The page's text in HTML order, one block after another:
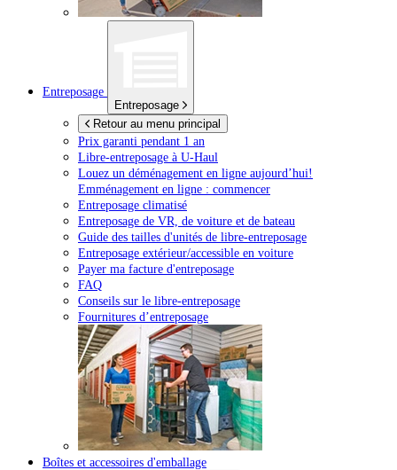
Entreposage
Entreposage
Retour au menu principal
Prix garanti pendant 1 an
Libre-entreposage à U-Haul
Louez un déménagement en ligne aujourd’hui!
Emménagement en ligne : commencer
Entreposage climatisé
Entreposage de VR, de voiture et de bateau
Guide des tailles d'unités de libre-entreposage
Entreposage extérieur/accessible en voiture
Payer ma facture d'entreposage
FAQ
Conseils sur le libre-entreposage
Fournitures d’entreposage
Boîtes et accessoires d'emballage